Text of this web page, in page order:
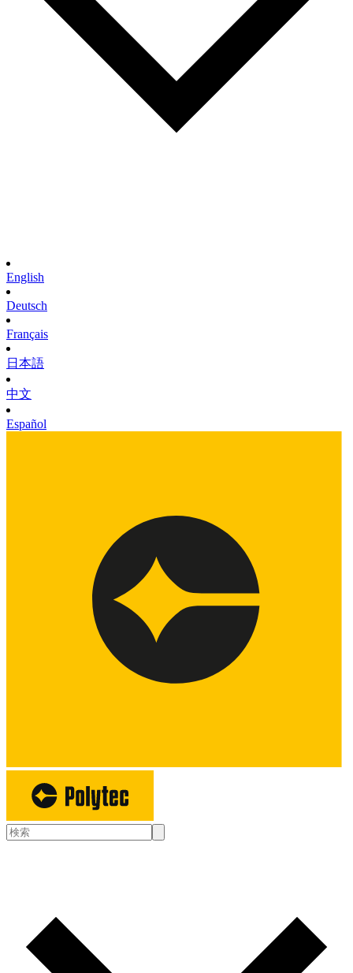
English
Deutsch
Français
日本語
中文
Español